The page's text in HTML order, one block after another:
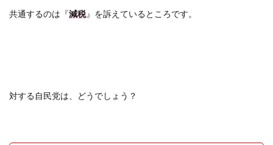
共通するのは『減税』を訴えているところです。
対する自民党は、どうでしょう？